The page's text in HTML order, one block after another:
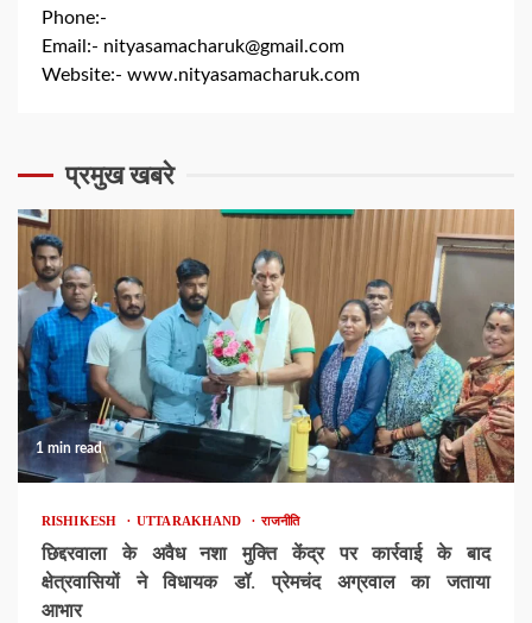
Phone:-
Email:- nityasamacharuk@gmail.com
Website:- www.nityasamacharuk.com
प्रमुख खबरे
1 min read
RISHIKESH UTTARAKHAND राजनीति
छिद्दरवाला के अवैध नशा मुक्ति केंद्र पर कार्रवाई के बाद
क्षेत्रवासियों ने विधायक डॉ. प्रेमचंद अग्रवाल का जताया
आभार